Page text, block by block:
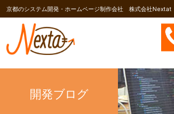
京都のシステム開発・ホームページ制作会社 株式会社Nextat
開発ブログ